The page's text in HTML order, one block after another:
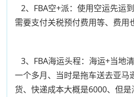
2、FBA空+派：使用空运先运
需要支付关税预付费用等、费用
3、FBA海运头程：海运+当地
一个多月、当时是拖车送去亚
货、快递成本大概是6000、但